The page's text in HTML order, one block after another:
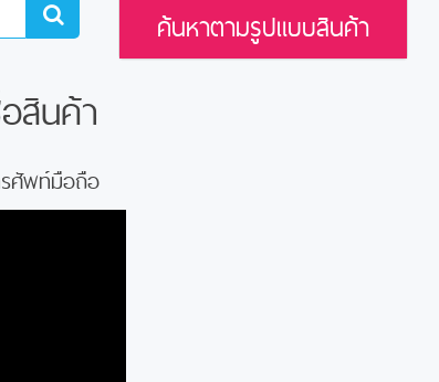
ค้นหาตามรูปแบบสินค้า
สินค้า
ทรศัพท์มือถือ